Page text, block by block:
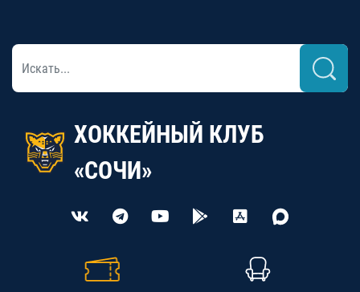
ХОККЕЙНЫЙ КЛУБ
«СОЧИ»